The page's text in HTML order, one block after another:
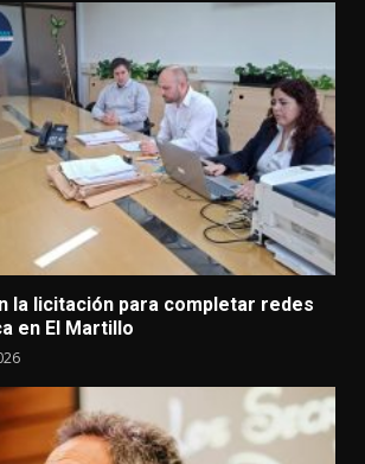
la licitación para completar redes
en El Martillo